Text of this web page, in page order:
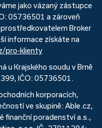
jako vázaný zástupce
05736501 a zároveň
Broker
informace získáte na
pro-klienty
u Krajského soudu v Brně
IČO: 05736501.
korporacích,
ve skupině: Able.cz,
finanční poradenství a.s.,